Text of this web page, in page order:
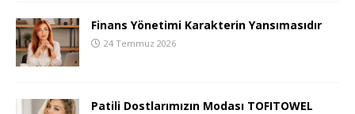
Finans Yönetimi Karakterin Yansımasıdır
24 Temmuz 2026
Patili Dostlarımızın Modası TOFITOWEL